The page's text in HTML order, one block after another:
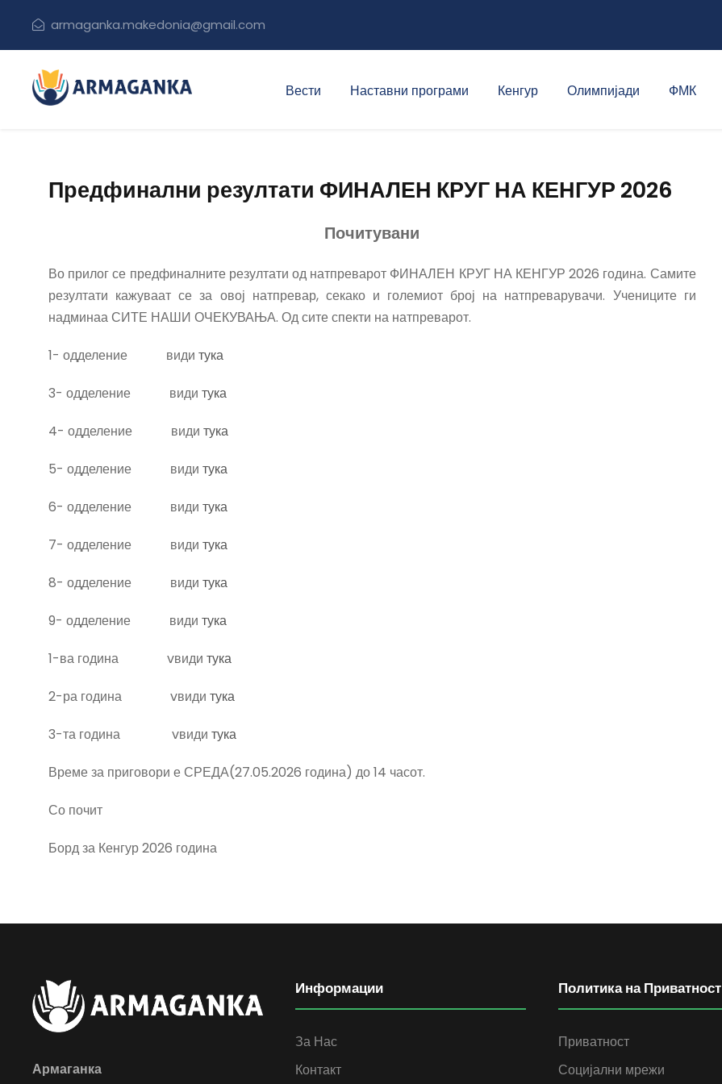
armaganka.makedonia@gmail.com
Вести Наставни програми Кенгур Олимпијади ФМК
Предфинални резултати ФИНАЛЕН КРУГ НА КЕНГУР 2026
Почитувани
Во прилог се предфиналните резултати од натпреварот ФИНАЛЕН КРУГ НА КЕНГУР 2026 година. Самите
резултати кажуваат се за овој натпревар, секако и големиот број на натпреварувачи. Учениците ги
надминаа СИТЕ НАШИ ОЧЕКУВАЊА. Од сите спекти на натпреварот.
1- одделение види тука
3- одделение види тука
4- одделение види тука
5- одделение види тука
6- одделение види тука
7- одделение види тука
8- одделение види тука
9- одделение види тука
1-ва година vвиди тука
2-ра година vвиди тука
3-та година vвиди тука
Време за приговори е СРЕДА(27.05.2026 година) до 14 часот.
Со почит
Борд за Кенгур 2026 година
Армаганка
Информации
За Нас
Контакт
Политика на Приватност
Приватност
Социјални мрежи